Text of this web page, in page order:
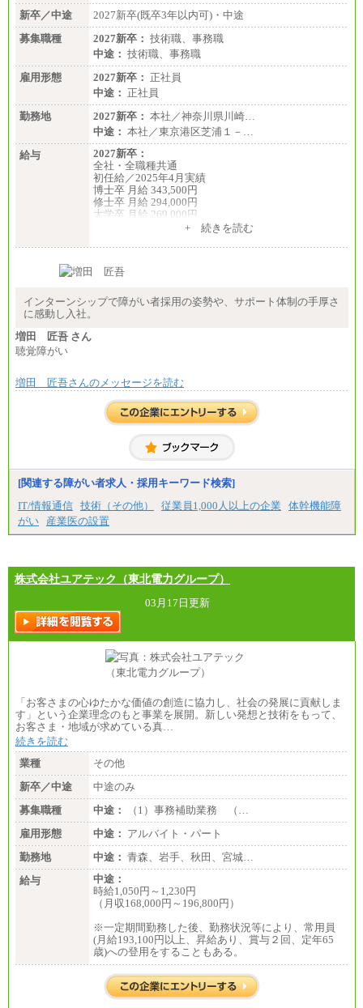
＜有期社員コース＞
■(株)JTBビジネストランスフォーム
有期契約職 月給185,000～195,000円
※詳細はJTBキャリアサイトよりご確認ください。
■(株)JTBパブリッシング ※2027年新卒募集終了
総合職 月給241,000円
中途：
①月給227,000円以上
②月給212,000円以上
③月給172,500円以上
④月給23万円～37万円
⑤月給20万円～25万円
⑥月給33万円～48万円
⑦月給271,000円以上
⑧～⑮月給200,000円〜月給400,000円
⑯月給185,000円以上
⑰月給237,000円以上
⑱月給212,000円以上
⑲東京：月給202,000 円以上 、京都：月給193,000 円
以上
㉑月給185,000 円以上
㉓月給224,500円以上
※全コース共通※ 能力・経験・勤務地などにより
新卒／中途
2027新卒(既卒3年以内可)・中途
募集職種
2027新卒： 技術職、事務職
中途： 技術職、事務職
雇用形態
2027新卒： 正社員
中途： 正社員
勤務地
2027新卒： 本社／神奈川県川崎…
中途： 本社／東京港区芝浦１－…
給与
2027新卒：
全社・全職種共通
初任給／2025年4月実績
博士卒 月給 343,500円
修士卒 月給 294,000円
大学卒 月給 269,000円
※試用期間の給与に変更はございません
中途：
す。
+ 続きを読む
インターンシップで障がい者採用の姿勢や、サポート体制の手厚さ
に感動し入社。
増田 匠吾 さん
聴覚障がい
増田 匠吾さんのメッセージを読む
[関連する障がい者求人・採用キーワード検索]
IT/情報通信 技術（その他） 従業員1,000人以上の企業
体幹機能障
がい
産業医の設置
株式会社ユアテック（東北電力グループ）
03月17日更新
「お客さまの心ゆたかな価値の創造に協力し、社会の発展に貢献しま
す」という企業理念のもと事業を展開。新しい発想と技術をもって、
お客さま・地域が求めている真…
続きを読む
業種
その他
新卒／中途
中途のみ
募集職種
中途：
（1）事務補助業務 （…
雇用形態
中途： アルバイト・パート
勤務地
中途： 青森、岩手、秋田、宮城…
給与
中途：
時給1,050円～1,230円
（月収168,000円～196,800円）
※一定期間勤務した後、勤務状況等により、常用員
(月給193,100円以上、昇給あり、賞与２回、定年65
歳)への登用をすることもある。